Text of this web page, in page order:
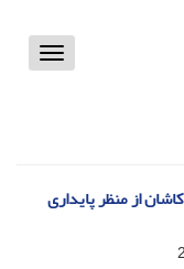
Toggle
از منظر پایداری